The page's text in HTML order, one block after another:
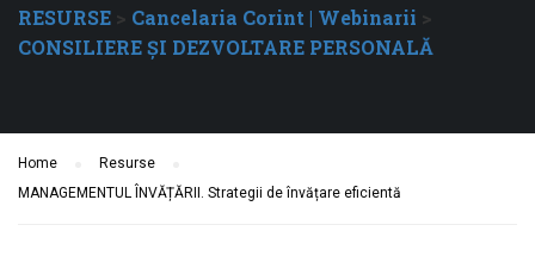
RESURSE > Cancelaria Corint | Webinarii >
CONSILIERE ȘI DEZVOLTARE PERSONALĂ
Home
Resurse
MANAGEMENTUL ÎNVĂȚĂRII. Strategii de învățare eficientă